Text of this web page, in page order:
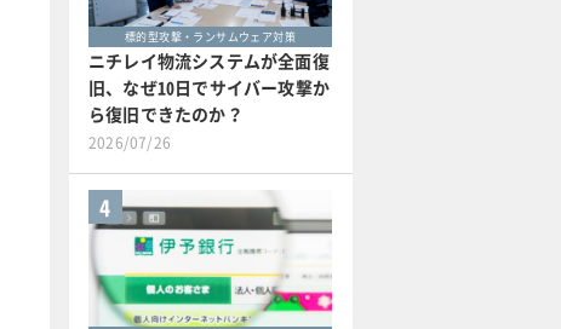
標的型攻撃・ランサムウェア対策
ニチレイ物流システムが全面復
旧、なぜ10日でサイバー攻撃か
ら復旧できたのか？
2026/07/26
4